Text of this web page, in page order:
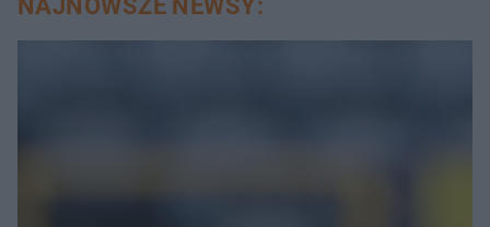
NAJNOWSZE NEWSY: